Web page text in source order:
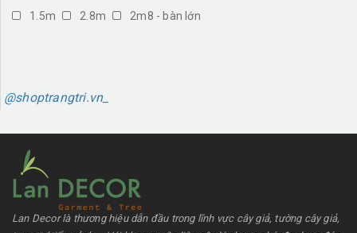
1.5m 2.8m 2m8 - bàn lớn
@shoptrangtri.vn_
Lan Decor là thương hiệu dẫn đầu trong lĩnh vực cây giả, tường cây giả,